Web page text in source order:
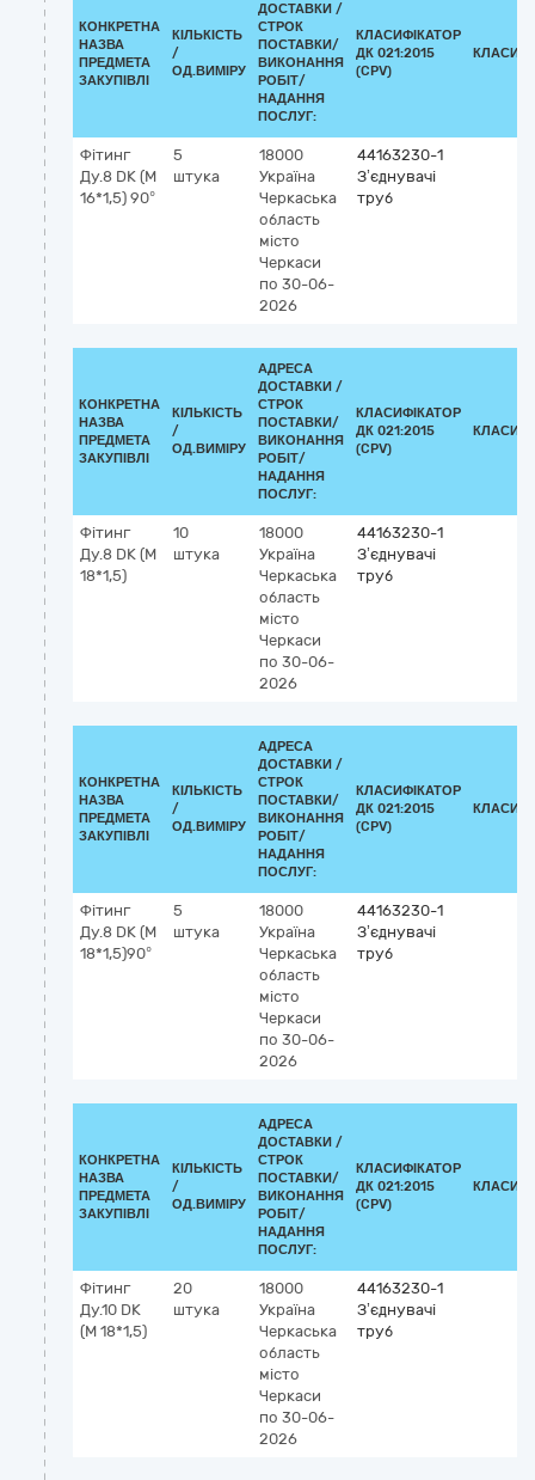
КОНКРЕТНА
НАЗВА
ПРЕДМЕТА
ЗАКУПІВЛІ
КІЛЬКІСТЬ
/
ОД.ВИМІРУ
ДОСТАВКИ /
СТРОК
ПОСТАВКИ/
ВИКОНАННЯ
РОБІТ/
НАДАННЯ
ПОСЛУГ:
КЛАСИФІКАТОР
ДК 021:2015
(CPV)
Фітинг
Ду.8 DK (М
16*1,5) 90°
5
штука
18000
Україна
Черкаська
область
місто
Черкаси
по 30-06-
2026
44163230-1
З’єднувачі
труб
КОНКРЕТНА
НАЗВА
ПРЕДМЕТА
ЗАКУПІВЛІ
КІЛЬКІСТЬ
/
ОД.ВИМІРУ
АДРЕСА
ДОСТАВКИ /
СТРОК
ПОСТАВКИ/
ВИКОНАННЯ
РОБІТ/
НАДАННЯ
ПОСЛУГ:
КЛАСИФІКАТОР
ДК 021:2015
(CPV)
Фітинг
Ду.8 DK (М
18*1,5)
10
штука
18000
Україна
Черкаська
область
місто
Черкаси
по 30-06-
2026
44163230-1
З’єднувачі
труб
КОНКРЕТНА
НАЗВА
ПРЕДМЕТА
ЗАКУПІВЛІ
КІЛЬКІСТЬ
/
ОД.ВИМІРУ
АДРЕСА
ДОСТАВКИ /
СТРОК
ПОСТАВКИ/
ВИКОНАННЯ
РОБІТ/
НАДАННЯ
ПОСЛУГ:
КЛАСИФІКАТОР
ДК 021:2015
(CPV)
Фітинг
Ду.8 DK (М
18*1,5)90°
5
штука
18000
Україна
Черкаська
область
місто
Черкаси
по 30-06-
2026
44163230-1
З’єднувачі
труб
КОНКРЕТНА
НАЗВА
ПРЕДМЕТА
ЗАКУПІВЛІ
КІЛЬКІСТЬ
/
ОД.ВИМІРУ
АДРЕСА
ДОСТАВКИ /
СТРОК
ПОСТАВКИ/
ВИКОНАННЯ
РОБІТ/
НАДАННЯ
ПОСЛУГ:
КЛАСИФІКАТОР
ДК 021:2015
(CPV)
Фітинг
Ду.10 DK
(М 18*1,5)
20
штука
18000
Україна
Черкаська
область
місто
Черкаси
по 30-06-
2026
44163230-1
З’єднувачі
труб